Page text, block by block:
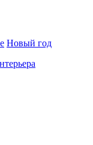
Новый год